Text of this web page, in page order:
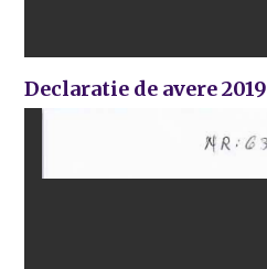
Declaratie de avere 2019